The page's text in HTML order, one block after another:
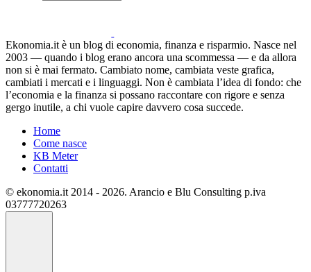
Ekonomia.it è un blog di economia, finanza e risparmio. Nasce nel
2003 — quando i blog erano ancora una scommessa — e da allora
non si è mai fermato. Cambiato nome, cambiata veste grafica,
cambiati i mercati e i linguaggi. Non è cambiata l’idea di fondo: che
l’economia e la finanza si possano raccontare con rigore e senza
gergo inutile, a chi vuole capire davvero cosa succede.
Home
Come nasce
KB Meter
Contatti
© ekonomia.it 2014 - 2026. Arancio e Blu Consulting p.iva
03777720263